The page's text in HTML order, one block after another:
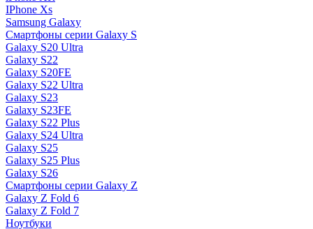
IPhone Xs
Samsung Galaxy
Смартфоны серии Galaxy S
Galaxy S20 Ultra
Galaxy S22
Galaxy S20FE
Galaxy S22 Ultra
Galaxy S23
Galaxy S23FE
Galaxy S22 Plus
Galaxy S24 Ultra
Galaxy S25
Galaxy S25 Plus
Galaxy S26
Смартфоны серии Galaxy Z
Galaxy Z Fold 6
Galaxy Z Fold 7
Ноутбуки